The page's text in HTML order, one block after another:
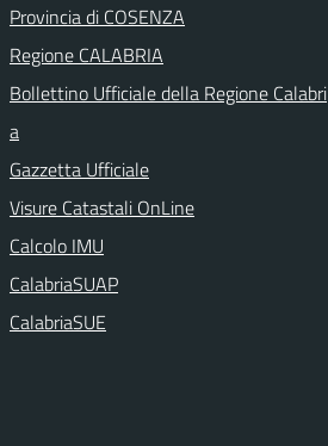
Provincia di COSENZA
Regione CALABRIA
Bollettino Ufficiale della Regione Calabri
a
Gazzetta Ufficiale
Visure Catastali OnLine
Calcolo IMU
CalabriaSUAP
CalabriaSUE